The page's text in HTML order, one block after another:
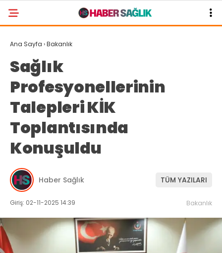
Ana Sayfa ›Bakanlık
Sağlık
Profesyonellerinin
Talepleri KİK
Toplantısında
Konuşuldu
Haber Sağlık TÜM YAZILARI
Giriş: 02-11-2025 14:39 Bakanlık